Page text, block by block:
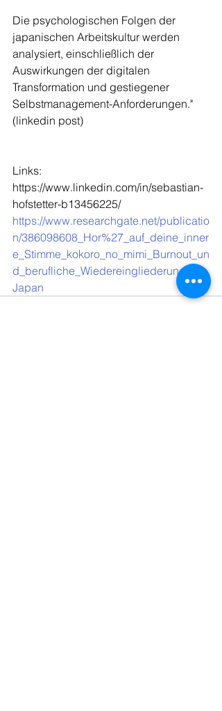
Die psychologischen Folgen der
japanischen Arbeitskultur werden
analysiert, einschließlich der
Auswirkungen der digitalen
Transformation und gestiegener
Selbstmanagement-Anforderungen."
(linkedin post)
Links:
https://www.linkedin.com/in/sebastian-
hofstetter-b13456225/
https://www.researchgate.net/publicatio
n/386098608_Hor%27_auf_deine_inner
e_Stimme_kokoro_no_mimi_Burnout_un
d_berufliche_Wiedereingliederung_in_
Japan